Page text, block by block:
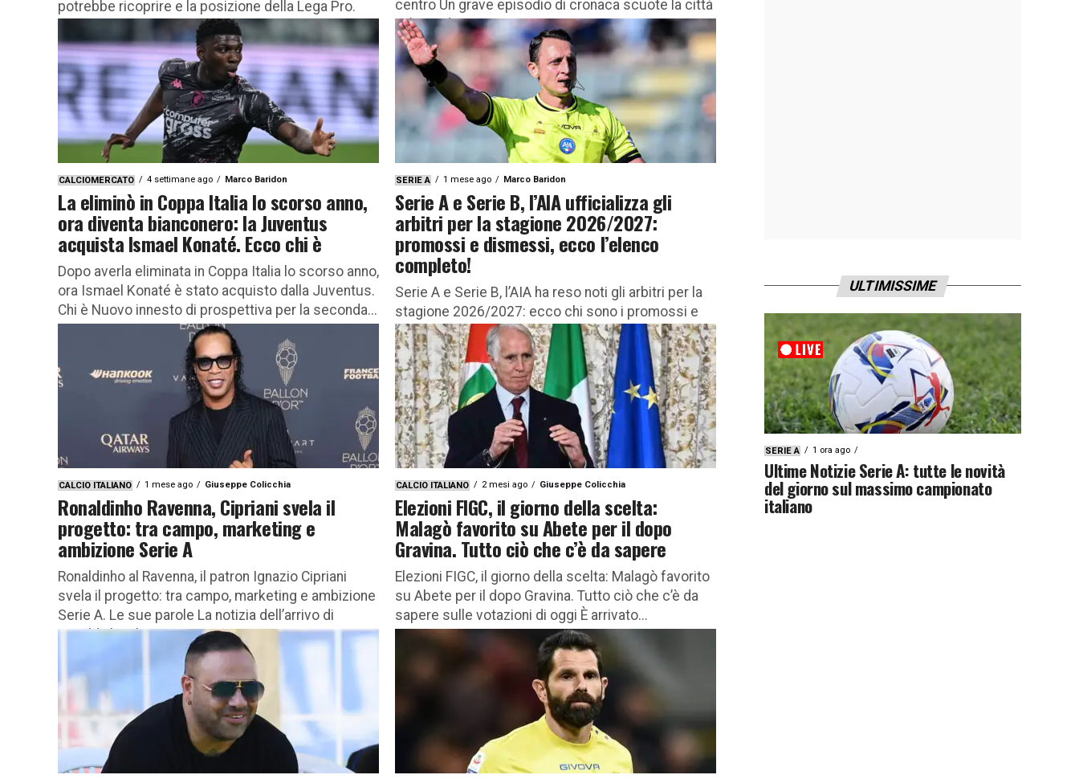
potrebbe ricoprire e la posizione della Lega Pro.
Tutti i dettagli In casa azzurra si vive una giornata
ricca...
centro Un grave episodio di cronaca scuote la città
e il mondo...
CALCIOMERCATO 4 settimane ago Marco Baridon
La eliminò in Coppa Italia lo scorso anno,
ora diventa bianconero: la Juventus
acquista Ismael Konaté. Ecco chi è
Dopo averla eliminata in Coppa Italia lo scorso anno,
ora Ismael Konaté è stato acquisto dalla Juventus.
Chi è Nuovo innesto di prospettiva per la seconda...
SERIE A 1 mese ago Marco Baridon
Serie A e Serie B, l’AIA ufficializza gli
arbitri per la stagione 2026/2027:
promossi e dismessi, ecco l’elenco
completo!
Serie A e Serie B, l’AIA ha reso noti gli arbitri per la
stagione 2026/2027: ecco chi sono i promossi e
dismessi e la lista completa...
CALCIO ITALIANO 1 mese ago Giuseppe Colicchia
Ronaldinho Ravenna, Cipriani svela il
progetto: tra campo, marketing e
ambizione Serie A
Ronaldinho al Ravenna, il patron Ignazio Cipriani
svela il progetto: tra campo, marketing e ambizione
Serie A. Le sue parole La notizia dell’arrivo di
Ronaldinho al...
CALCIO ITALIANO 2 mesi ago Giuseppe Colicchia
Elezioni FIGC, il giorno della scelta:
Malagò favorito su Abete per il dopo
Gravina. Tutto ciò che c’è da sapere
Elezioni FIGC, il giorno della scelta: Malagò favorito
su Abete per il dopo Gravina. Tutto ciò che c’è da
sapere sulle votazioni di oggi È arrivato...
ULTIMISSIME
SERIE A 1 ora ago
Ultime Notizie Serie A: tutte le novità
del giorno sul massimo campionato
italiano